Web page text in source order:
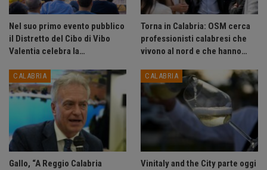
Nel suo primo evento pubblico
il Distretto del Cibo di Vibo
Valentia celebra la…
Torna in Calabria: OSM cerca
professionisti calabresi che
vivono al nord e che hanno…
CALABRIA
Gallo, “A Reggio Calabria
CALABRIA
Vinitaly and the City parte oggi